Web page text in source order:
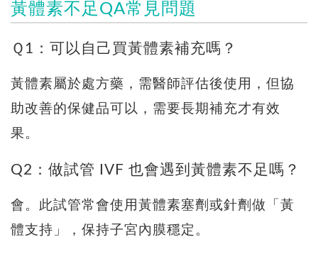
黃體素不足QA常見問題
Ｑ1：可以自己買黃體素補充嗎？
黃體素屬於處方藥，需醫師評估後使用，但協
助改善的保健品可以，需要長期補充才有效
果。
Q2：做試管 IVF 也會遇到黃體素不足嗎？
會。此試管常會使用黃體素塞劑或針劑做「黃
體支持」，保持子宮內膜穩定。